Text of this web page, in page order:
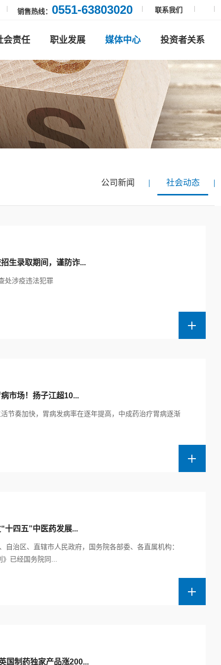
销售热线： 0551-63803020 联系我们
会责任 职业发展 媒体中心 投资者关系
公司新闻 社会动态
生录取期间，谨防诈...
处涉疫违法犯罪
市场！扬子江超10...
十四五”中医药发展...
自治区、直辖市人民政府，国务院各部委、各直属机构：
已经国务院同...
国制药独家产品涨200...